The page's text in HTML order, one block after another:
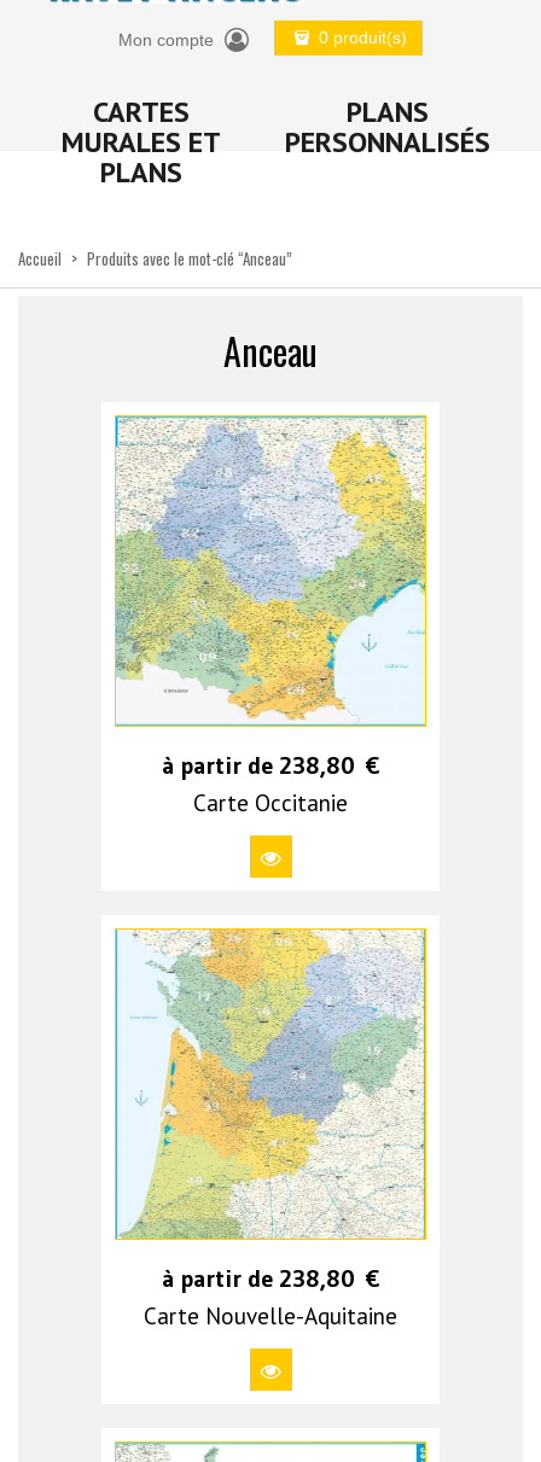
Mon compte 0 produit(s)
CARTES
MURALES ET
PLANS
PLANS
PERSONNALISÉS
Accueil > Produits avec le mot-clé “Anceau”
Anceau
à partir de 238,80 €
Carte Occitanie
à partir de 238,80 €
Carte Nouvelle-Aquitaine